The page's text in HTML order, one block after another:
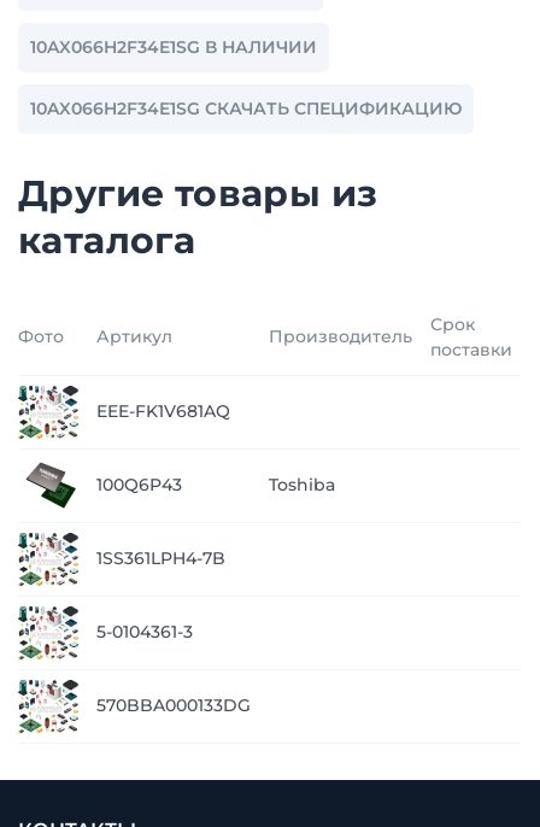
10AX066H2F34E1SG В НАЛИЧИИ
10AX066H2F34E1SG СКАЧАТЬ СПЕЦИФИКАЦИЮ
Другие товары из
каталога
Фото Артикул Производитель
Срок
поставки
EEE-FK1V681AQ
100Q6P43 Toshiba
1SS361LPH4-7B
5-0104361-3
570BBA000133DG